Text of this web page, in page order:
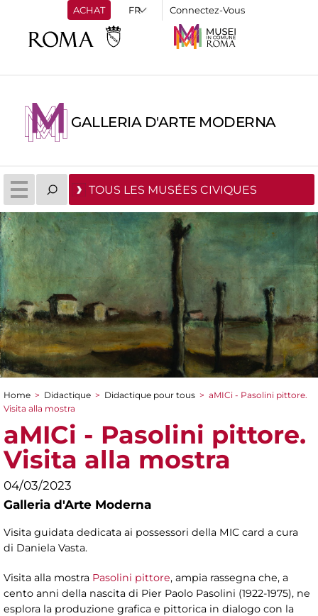
ACHAT Connectez-Vous
GALLERIA D'ARTE MODERNA
TOUS LES MUSÉES CIVIQUES
You are here
Home > Didactique > Didactique pour tous > aMICi - Pasolini pittore.
Visita alla mostra
aMICi - Pasolini pittore.
Visita alla mostra
04/03/2023
Galleria d'Arte Moderna
Visita guidata dedicata ai possessori della MIC card a cura
di Daniela Vasta.
Visita alla mostra Pasolini pittore, ampia rassegna che, a
cento anni della nascita di Pier Paolo Pasolini (1922-1975), ne
esplora la produzione grafica e pittorica in dialogo con la